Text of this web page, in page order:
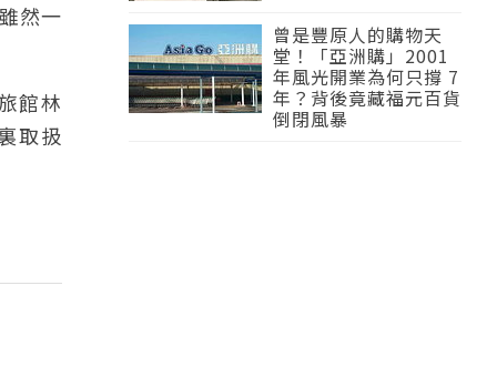
然一
館林
取扱
曾是豐原人的購物天
堂！「亞洲購」2001
年風光開業為何只撐 7
年？背後竟藏福元百貨
倒閉風暴